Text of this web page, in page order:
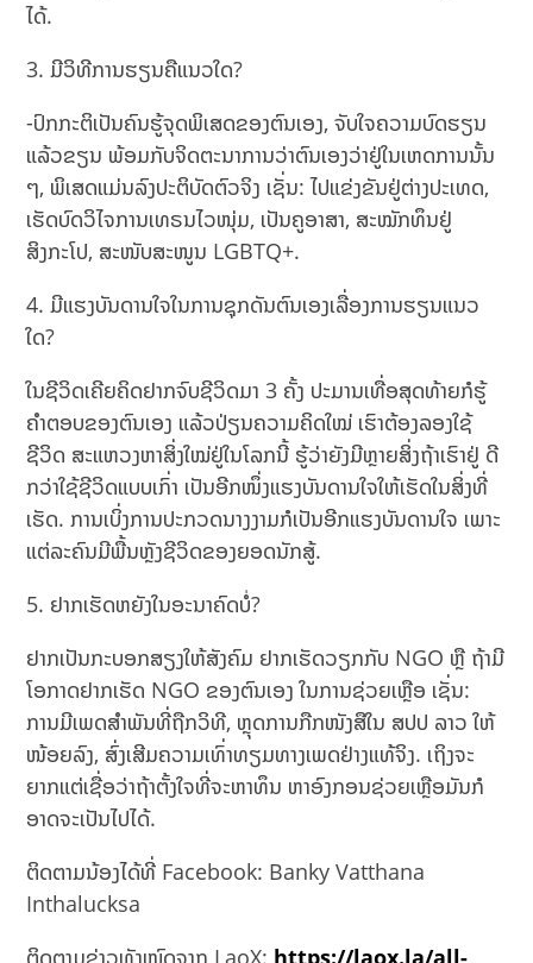
ໄດ້.
3. ມີວິທີການຮຽນຄືແນວໃດ?
-ປົກກະຕິເປັນຄົນຮູ້ຈຸດພິເສດຂອງຕົນເອງ, ຈັບໃຈຄວາມບົດຮຽນ
ແລ້ວຂຽນ ພ້ອມກັບຈິດຕະນາການວ່າຕົນເອງວ່າຢູ່ໃນເຫດການນັ້ນ
ໆ, ພິເສດແມ່ນລົງປະຕິບັດຕົວຈິງ ເຊັ່ນ: ໄປແຂ່ງຂັນຢູ່ຕ່າງປະເທດ,
ເຮັດບົດວິໄຈການເທຣນໄວໜຸ່ມ, ເປັນຄູອາສາ, ສະໝັກທຶນຢູ່
ສິງກະໂປ, ສະໜັບສະໜູນ LGBTQ+.
4. ມີແຮງບັນດານໃຈໃນການຊຸກດັນຕົນເອງເລື່ອງການຮຽນແນວ
ໃດ?
ໃນຊີວິດເຄີຍຄິດຢາກຈົບຊີວິດມາ 3 ຄັ້ງ ປະມານເທື່ອສຸດທ້າຍກໍຮູ້
ຄຳຕອບຂອງຕົນເອງ ແລ້ວປ່ຽນຄວາມຄິດໃໝ່ ເຮົາຕ້ອງລອງໃຊ້
ຊີວິດ ສະແຫວງຫາສິ່ງໃໝ່ຢູ່ໃນໂລກນີ້ ຮູ້ວ່າຍັງມີຫຼາຍສິ່ງຖ້າເຮົາຢູ່ ດີ
ກວ່າໃຊ້ຊີວິດແບບເກົ່າ ເປັນອີກໜຶ່ງແຮງບັນດານໃຈໃຫ້ເຮັດໃນສິ່ງທີ່
ເຮັດ. ການເບິ່ງການປະກວດນາງງາມກໍເປັນອີກແຮງບັນດານໃຈ ເພາະ
ແຕ່ລະຄົນມີພື້ນຫຼັງຊີວິດຂອງຍອດນັກສູ້.
5. ຢາກເຮັດຫຍັງໃນອະນາຄົດບໍ່?
ຢາກເປັນກະບອກສຽງໃຫ້ສັງຄົມ ຢາກເຮັດວຽກກັບ NGO ຫຼື ຖ້າມີ
ໂອກາດຢາກເຮັດ NGO ຂອງຕົນເອງ ໃນການຊ່ວຍເຫຼືອ ເຊັ່ນ:
ການມີເພດສຳພັນທີ່ຖືກວິທີ, ຫຼຸດການກືກໜັງສືໃນ ສປປ ລາວ ໃຫ້
ໜ້ອຍລົງ, ສົ່ງເສີມຄວາມເທົ່າທຽມທາງເພດຢ່າງແທ້ຈິງ. ເຖິງຈະ
ຍາກແຕ່ເຊື່ອວ່າຖ້າຕັ້ງໃຈທີ່ຈະຫາທຶນ ຫາອົງກອນຊ່ວຍເຫຼືອມັນກໍ
ອາດຈະເປັນໄປໄດ້.
ຕິດຕາມນ້ອງໄດ້ທີ່ Facebook: Banky Vatthana
Inthalucksa
ຕິດຕາມຂ່າວທັງໝົດຈາກ LaoX: https://laox.la/all-